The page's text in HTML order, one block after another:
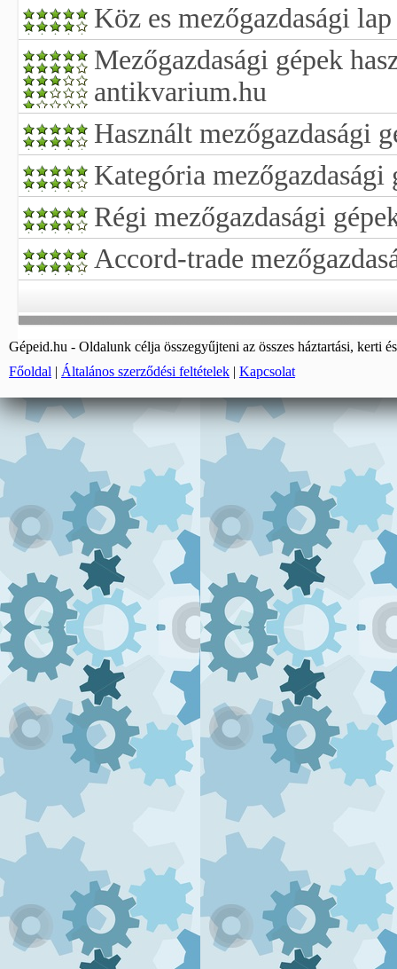
Köz es mezőgazdasági lap
Mezőgazdasági gépek
antikvarium.hu
Használt mezőgazdasági
Kategória mezőgazdasági
Régi mezőgazdasági
Accord-trade
Gépeid.hu - Oldalunk célja összegyűjteni az összes háztartási, kerti
Főoldal | Általános szerződési feltételek | Kapcsolat